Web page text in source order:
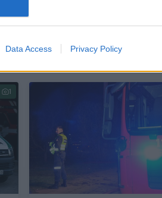
Data Access Privacy Policy
– privilegija: verslas
1